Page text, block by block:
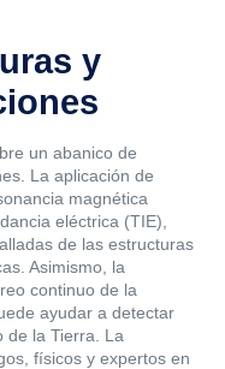
y
un abanico de
La aplicación de
magnética
eléctrica (TIE),
de las estructuras
Asimismo, la
continuo de la
ayudar a detectar
de la Tierra. La
físicos y expertos en